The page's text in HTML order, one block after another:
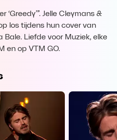
‘Greedy’”. Jelle Cleymans &
los tijdens hun cover van
Bale. Liefde voor Muziek, elke
en op VTM GO.